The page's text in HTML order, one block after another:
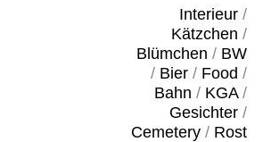
Interieur/
Kätzchen /
Blümchen / BW
/ Bier/ Food /
Bahn / KGA/
Gesichter/
Cemetery/ Rost